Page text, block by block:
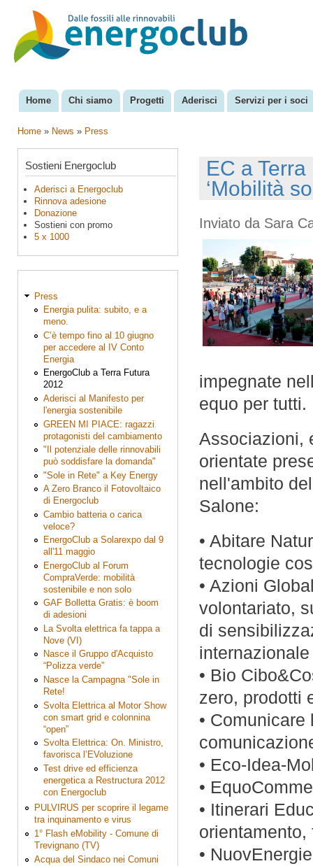
EnergoClub
per la
riconversione
del sistema
Menu principale
Home Chi siamo Progetti Aderisci Servizi per i soci
Home » News » Press
Sostieni Energoclub
Aderisci a Energoclub
Rinnova adesione
Donazione
Sostieni con promo
5 x 1000
Press
Energia pulita: subito, e a
meno.
C’è tempo fino al 10 giugno
per accedere al IV Conto
Energia
EnergoClub a Terra Futura
2012
Aderisci al Manifesto per
l'energia sostenibile
GREEN MI PIACE: ragazzi
protagonisti del cambiamento
"Il potenziale delle rinnovabili
può soddisfare la domanda"
"Sole in Rete" a Key Energy
A Zero Branco il Fotovoltaico
di Energoclub
Cambio batteria o carica
veloce?
EnergoClub a Solarexpo dal 9
all'11 maggio
EnergoClub al Forum
CompraVerde: mobilità
sostenibile e non solo
GAF Bolletta Gratis: è boom
di adesioni
La Svolta elettrica fa tappa a
Nove (VI)
Nasce il Gruppo d'Acquisto
“Polizza verde”
Nasce la Campagna "Sole in
Rete!
Svolta Elettrica al Motor Show
con smart grid e colonnina
“open”
Svolta Elettrica: On. Ministro,
favorisca l’EVoluzione
Test drive ed efficienza
energetica a Restructura 2012
con Energoclub
PULVIRUS per scoprire il legame
tra inquinamento e virus
1° Flash eMobility - Comune di
Trevignano (TV)
Acqua del Sindaco nei Comuni
EC a Terra
‘Mobilità
Inviato da Sara
impegnate
equo per tutti.
Associazioni,
orientate
nell'ambito
Salone:
• Abitare
tecnologie
• Azioni
volontariato,
di
internazionale
• Bio
zero, prodotti
•
• Eco-Idea-
•
• Itinerari
•